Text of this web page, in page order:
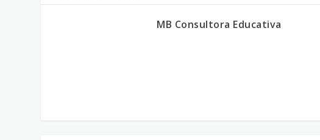
MB Consultora Educativa